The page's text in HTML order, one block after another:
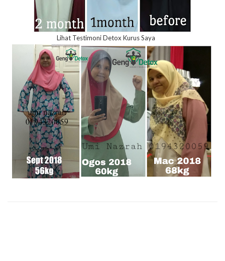
Lihat Testimoni Detox Kurus Saya